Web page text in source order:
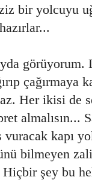
bir yolcuyu
görüyorum.
çağırmaya
Her ikisi de
almalısın...
vuracak kapı
bilmeyen
şey bu